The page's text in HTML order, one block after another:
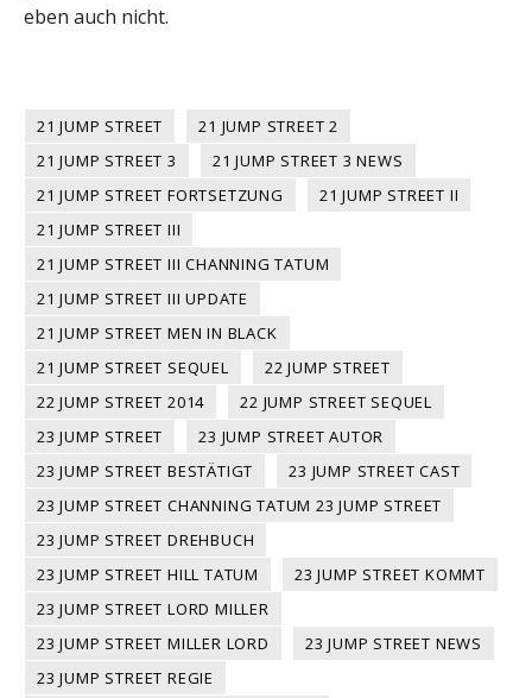
eben auch nicht.
21 JUMP STREET
21 JUMP STREET 2
21 JUMP STREET 3
21 JUMP STREET 3 NEWS
21 JUMP STREET FORTSETZUNG
21 JUMP STREET II
21 JUMP STREET III
21 JUMP STREET III CHANNING TATUM
21 JUMP STREET III UPDATE
21 JUMP STREET MEN IN BLACK
21 JUMP STREET SEQUEL
22 JUMP STREET
22 JUMP STREET 2014
22 JUMP STREET SEQUEL
23 JUMP STREET
23 JUMP STREET AUTOR
23 JUMP STREET BESTÄTIGT
23 JUMP STREET CAST
23 JUMP STREET CHANNING TATUM 23 JUMP STREET
23 JUMP STREET DREHBUCH
23 JUMP STREET HILL TATUM
23 JUMP STREET KOMMT
23 JUMP STREET LORD MILLER
23 JUMP STREET MILLER LORD
23 JUMP STREET NEWS
23 JUMP STREET REGIE